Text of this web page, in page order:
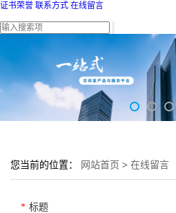
证书荣誉 联系方式 在线留言
您当前的位置： 网站首页 > 在线留言
* 标题